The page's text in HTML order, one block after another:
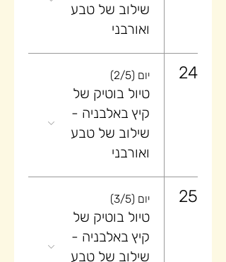
שילוב של טבע
ואורבני
24 יום (2/5)
טיול בוטיק של
קיץ באלבניה -
שילוב של טבע
ואורבני
25 יום (3/5)
טיול בוטיק של
קיץ באלבניה -
שילוב של טבע